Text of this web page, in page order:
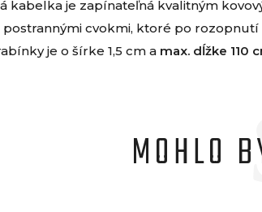
kabelka je zapínateľná kvalitným
postrannými cvokmi, ktoré po
je o šírke 1,5 cm a max. dĺžke 110
MOHLO